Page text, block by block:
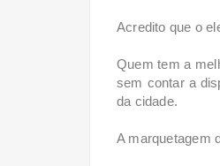
Acredito que o
Quem tem a
sem contar a
da cidade.
A marquetagem